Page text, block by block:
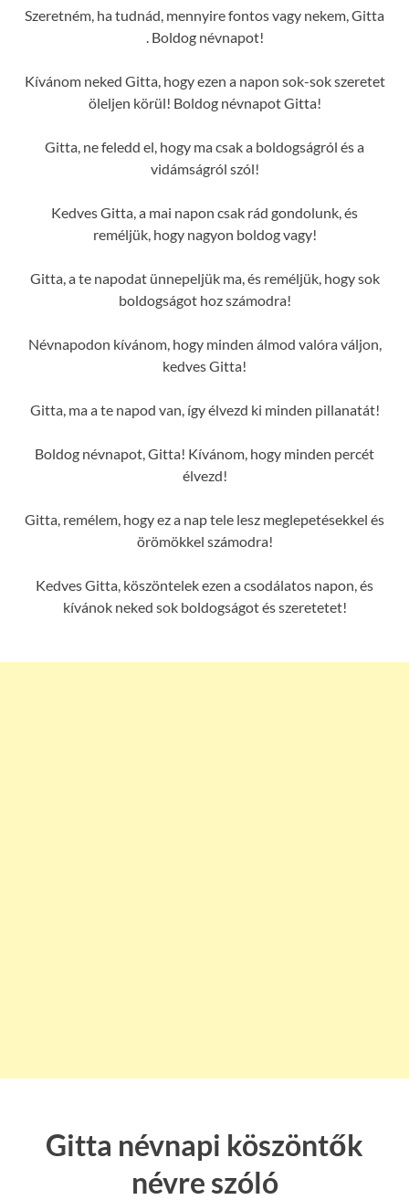
Szeretném, ha tudnád, mennyire fontos vagy nekem, Gitta
. Boldog névnapot!
Kívánom neked Gitta, hogy ezen a napon sok-sok szeretet
öleljen körül! Boldog névnapot Gitta!
Gitta, ne feledd el, hogy ma csak a boldogságról és a
vidámságról szól!
Kedves Gitta, a mai napon csak rád gondolunk, és
reméljük, hogy nagyon boldog vagy!
Gitta, a te napodat ünnepeljük ma, és reméljük, hogy sok
boldogságot hoz számodra!
Névnapodon kívánom, hogy minden álmod valóra váljon,
kedves Gitta!
Gitta, ma a te napod van, így élvezd ki minden pillanatát!
Boldog névnapot, Gitta! Kívánom, hogy minden percét
élvezd!
Gitta, remélem, hogy ez a nap tele lesz meglepetésekkel és
örömökkel számodra!
Kedves Gitta, köszöntelek ezen a csodálatos napon, és
kívánok neked sok boldogságot és szeretetet!
Gitta névnapi köszöntők
névre szóló